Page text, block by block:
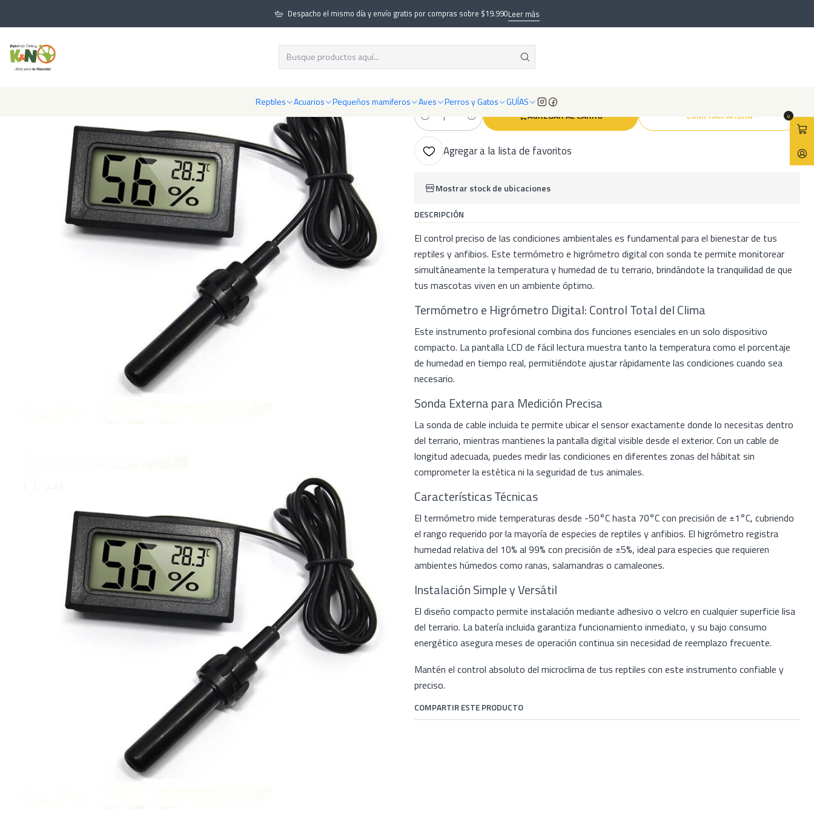
Reptiles Acuarios Pequeños mamiferos Aves Perros y Gatos GUÍAS
0
Despacho el mismo día y envío gratis por compras sobre $19.990Leer más
Accesorios para Mascotas Exóticas Control Parámetros - Termómetros e Higrómetros para Terrarios
Termometro e Higrometro Digital con sonda
Cantidad
AGREGAR AL CARRO COMPRAR AHORA
Agregar a la lista de favoritos
Mostrar stock de ubicaciones
DESCRIPCIÓN
El control preciso de las condiciones ambientales es fundamental para el bienestar de tus
reptiles y anfibios. Este termómetro e higrómetro digital con sonda te permite monitorear
simultáneamente la temperatura y humedad de tu terrario, brindándote la tranquilidad de que
tus mascotas viven en un ambiente óptimo.
Termómetro e Higrómetro Digital: Control Total del Clima
Este instrumento profesional combina dos funciones esenciales en un solo dispositivo
compacto. La pantalla LCD de fácil lectura muestra tanto la temperatura como el porcentaje
de humedad en tiempo real, permitiéndote ajustar rápidamente las condiciones cuando sea
necesario.
Sonda Externa para Medición Precisa
La sonda de cable incluida te permite ubicar el sensor exactamente donde lo necesitas dentro
del terrario, mientras mantienes la pantalla digital visible desde el exterior. Con un cable de
longitud adecuada, puedes medir las condiciones en diferentes zonas del hábitat sin
comprometer la estética ni la seguridad de tus animales.
Características Técnicas
El termómetro mide temperaturas desde -50°C hasta 70°C con precisión de ±1°C, cubriendo
el rango requerido por la mayoría de especies de reptiles y anfibios. El higrómetro registra
humedad relativa del 10% al 99% con precisión de ±5%, ideal para especies que requieren
ambientes húmedos como ranas, salamandras o camaleones.
Instalación Simple y Versátil
El diseño compacto permite instalación mediante adhesivo o velcro en cualquier superficie lisa
del terrario. La batería incluida garantiza funcionamiento inmediato, y su bajo consumo
energético asegura meses de operación continua sin necesidad de reemplazo frecuente.
Mantén el control absoluto del microclima de tus reptiles con este instrumento confiable y
preciso.
COMPARTIR ESTE PRODUCTO